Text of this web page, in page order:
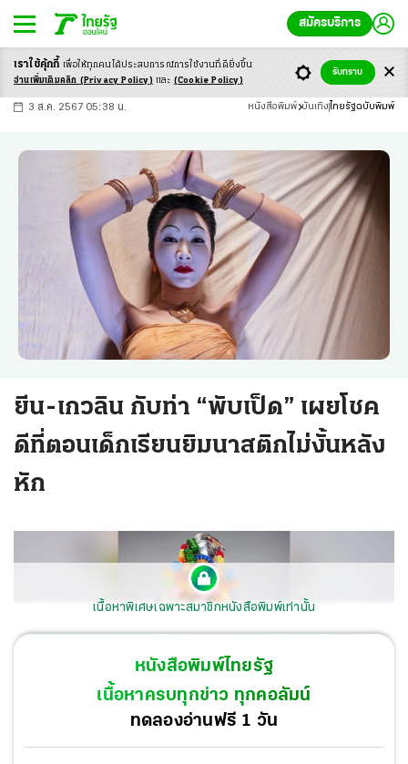
สมัครบริการ
-ก ก ก+
3 ส.ค. 2567 05:38 น. หนังสือพิมพ์ บันเทิง ไทยรัฐฉบับพิมพ์
ยีน-เกวลิน กับท่า “พับเป็ด” เผยโชค
ดีที่ตอนเด็กเรียนยิมนาสติกไม่งั้นหลัง
หัก
เนื้อหาพิเศษเฉพาะสมาชิกหนังสือพิมพ์เท่านั้น
หนังสือพิมพ์ไทยรัฐ
เนื้อหาครบทุกข่าว ทุกคอลัมน์
ทดลองอ่านฟรี 1 วัน
เราใช้คุ้กกี้ เพื่อให้ทุกคนได้ประสบการณ์การใช้งานที่ดียิ่งขึ้น
อ่านเพิ่มเติมคลิก (Privacy Policy) และ (Cookie Policy)
รับทราบ